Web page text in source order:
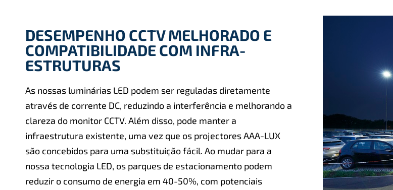
DESEMPENHO CCTV MELHORADO E
COMPATIBILIDADE COM INFRA-
ESTRUTURAS
As nossas luminárias LED podem ser reguladas diretamente
através de corrente DC, reduzindo a interferência e melhorando a
clareza do monitor CCTV. Além disso, pode manter a
infraestrutura existente, uma vez que os projectores AAA-LUX
são concebidos para uma substituição fácil. Ao mudar para a
nossa tecnologia LED, os parques de estacionamento podem
reduzir o consumo de energia em 40-50%, com potenciais